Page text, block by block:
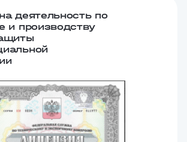
деятельность по
и производству